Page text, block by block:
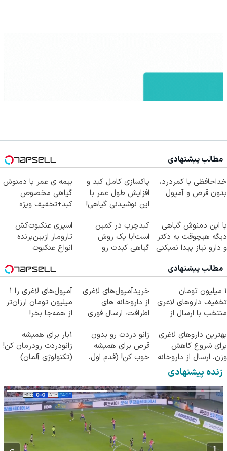
مطالب پیشنهادی
خداحافظی با کمردرد،
بدون قرص و آمپول
پاکسازی کامل کبد و
افزایش طول عمر با
این نوشیدنی گیاهی!
بیمه ی عمر با دمنوش
گیاهی مخصوص
کبد+تخفیف ویژه
با این دمنوش گیاهی
دیگه هیچوقت به دکتر
و دارو نیاز پیدا نمیکنی
کبدچرب در کمین
است!با یک روش
گیاهی کبدت رو
اسپری عنکبوت‌‌کش
تارومار ازبین‌برنده
انواع عنکبوت
مطالب پیشنهادی
۱ میلیون تومان
تخفیف داروهای لاغری
منتخب با ارسال از
خریدآمپول‌های لاغری
از داروخانه های
اطرافت، ارسال فوری
آمپول‌های لاغری را ۱
میلیون تومان ارزان‌تر
از همه‌جا بخر!
بهترین داروهای لاغری
برای شروع کاهش
وزن، ارسال از داروخانه
های نزدیکت!
زانو دردت رو بدون
قرص برای همیشه
خوب کن! (قدم اول،
1بار برای همیشه
زانودردت رودرمان کن!
(تکنولوژی آلمان)
زنده پیشنهادی